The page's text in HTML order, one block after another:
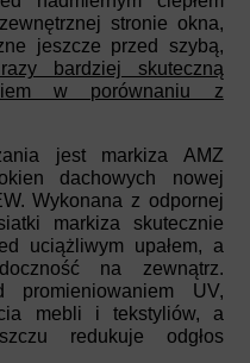
stronie okna,
jeszcze przed szybą,
bardziej skuteczną
w porównaniu z
jest markiza AMZ
dachowych nowej
Wykonana z odpornej
markiza skutecznie
uciążliwym upałem, a
na zewnątrz.
promieniowaniem UV,
mebli i tekstyliów, a
redukuje odgłos